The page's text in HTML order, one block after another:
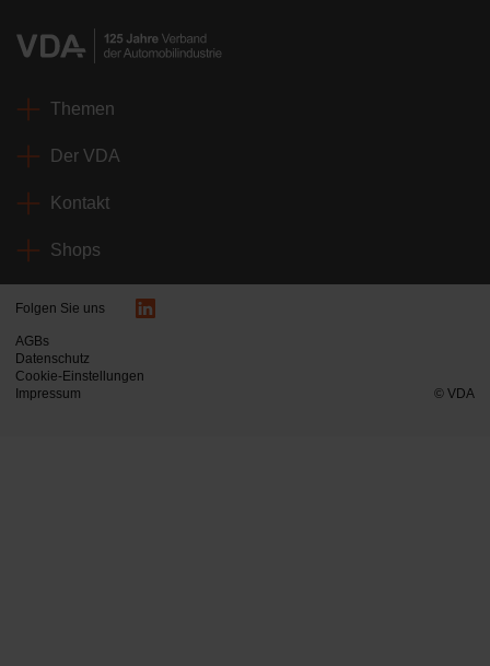
Themen
Der VDA
Kontakt
Shops
Folgen Sie uns
AGBs
Datenschutz
Cookie-Einstellungen
Impressum
© VDA